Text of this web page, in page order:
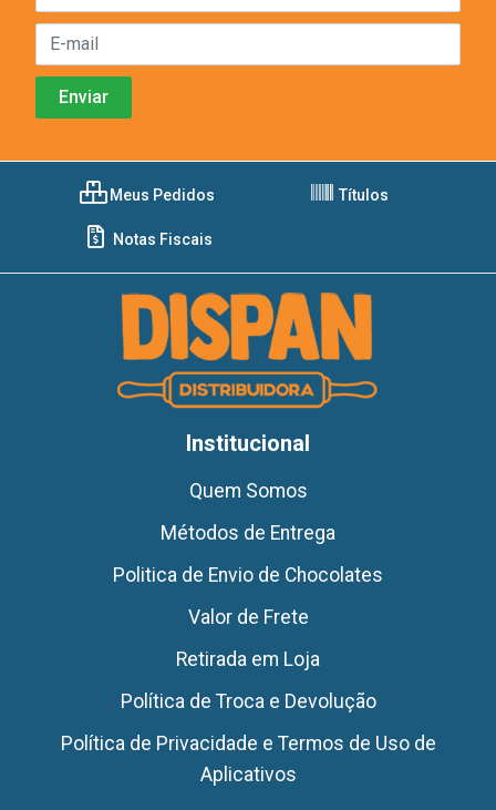
Meus Pedidos Títulos
Notas Fiscais
Institucional
Quem Somos
Métodos de Entrega
Politica de Envio de Chocolates
Valor de Frete
Retirada em Loja
Política de Troca e Devolução
Política de Privacidade e Termos de Uso de
Aplicativos